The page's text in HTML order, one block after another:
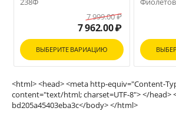
7 999.00₽
7 962.00₽
ВЫБЕРИТЕ ВАРИАЦИЮ
<html> <head> <meta http-equiv="Content-
content="text/html; charset=UTF-8"> </head>
bd205a45403eba3c</body> </html>